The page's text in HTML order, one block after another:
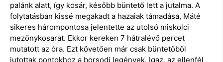
palánk alatt, így kosár, később büntető lett a jutalma. A
folytatásban kissé megakadt a hazaiak támadása, Máté
sikeres hárompontosa jelentette az utolsó miskolci
mezőnykosarat. Ekkor kereken 7 hátralévő percet
mutatott az óra. Ezt követően már csak büntetőből
jutottak pontokhoz a borsodi legények. Igaz, az ellenfél